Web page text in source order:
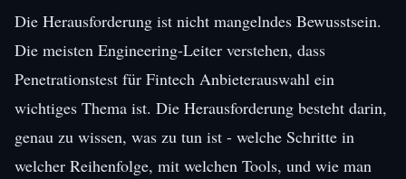
Die Herausforderung ist nicht mangelndes Bewusstsein.
Die meisten Engineering-Leiter verstehen, dass
Penetrationstest für Fintech Anbieterauswahl ein
wichtiges Thema ist. Die Herausforderung besteht darin,
genau zu wissen, was zu tun ist - welche Schritte in
welcher Reihenfolge, mit welchen Tools, und wie man